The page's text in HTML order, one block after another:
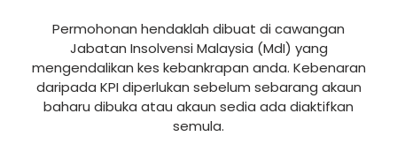
Permohonan hendaklah dibuat di cawangan
Jabatan Insolvensi Malaysia (MdI) yang
mengendalikan kes kebankrapan anda. Kebenaran
daripada KPI diperlukan sebelum sebarang akaun
baharu dibuka atau akaun sedia ada diaktifkan
semula.